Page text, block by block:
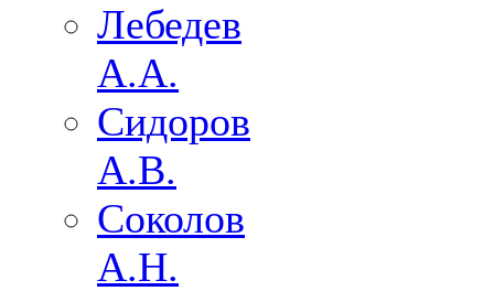
Лебедев
А.А.
Сидоров
А.В.
Соколов
А.Н.